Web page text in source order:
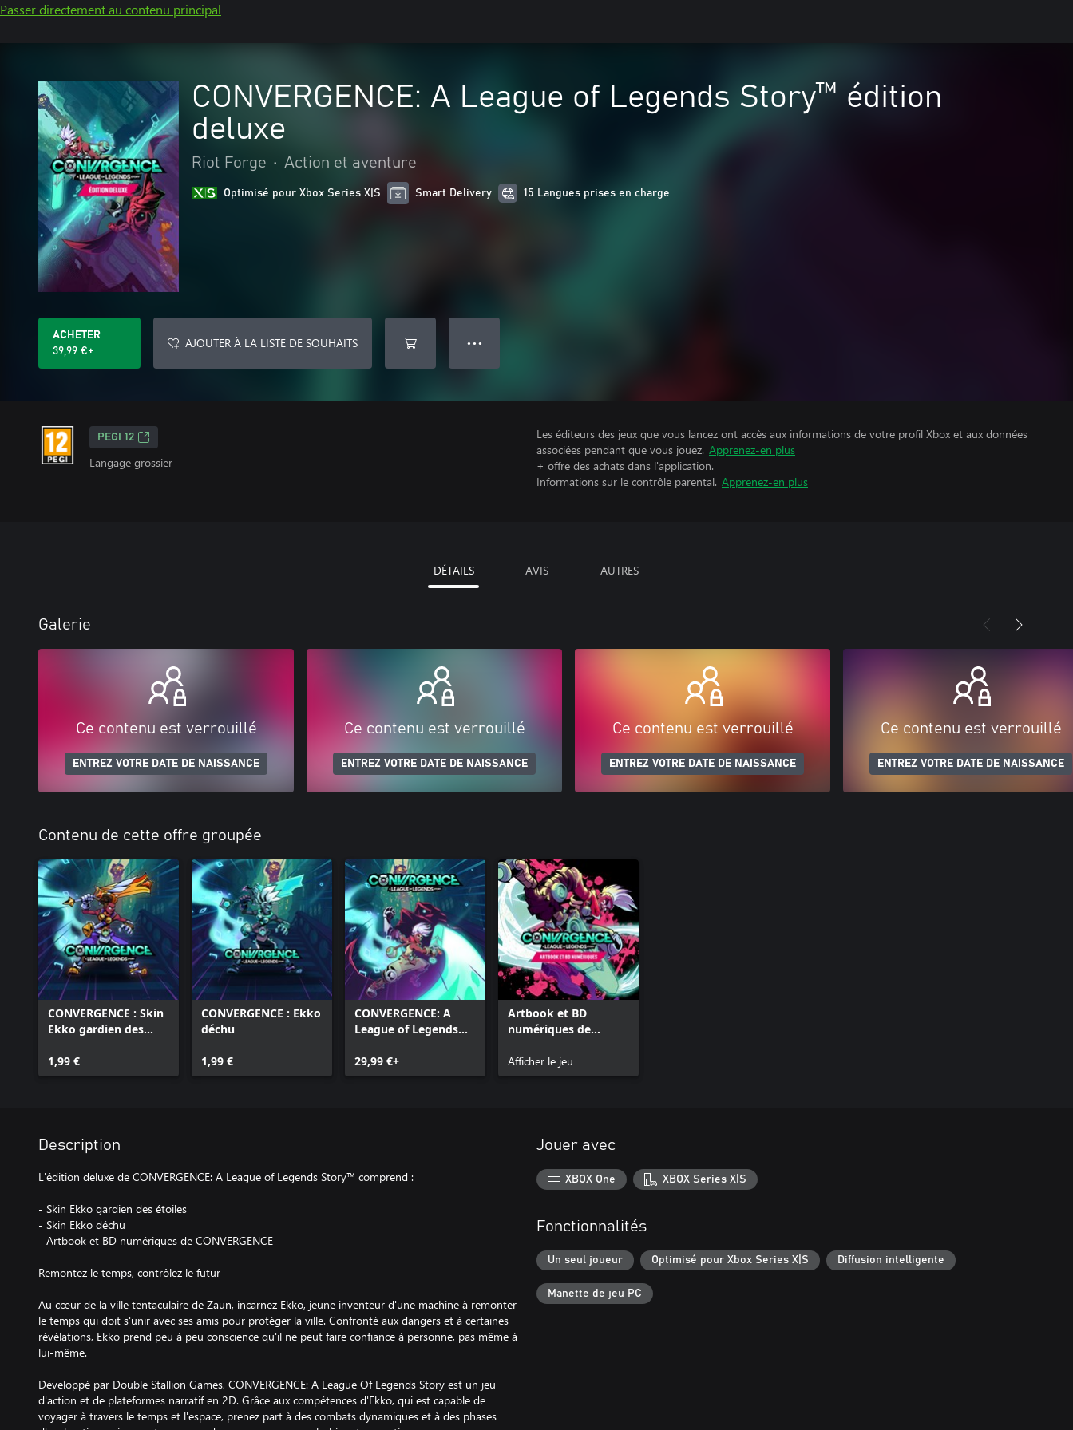
Passer directement au contenu principal
CONVERGENCE: A League of Legends Story™ édition
deluxe
Riot Forge • Action et aventure
Optimisé pour Xbox Series X|S Smart Delivery 15 Langues prises en charge
ACHETER
39,99 €+
AJOUTER À LA LISTE DE SOUHAITS ● ● ●
PEGI 12
Langage grossier
Les éditeurs des jeux que vous lancez ont accès aux informations de votre profil Xbox et aux données
associées pendant que vous jouez. Apprenez-en plus
+ offre des achats dans l'application.
Informations sur le contrôle parental. Apprenez-en plus
DÉTAILS AVIS AUTRES
Galerie
Ce contenu est verrouillé
ENTREZ VOTRE DATE DE NAISSANCE
Ce contenu est verrouillé
ENTREZ VOTRE DATE DE NAISSANCE
Ce contenu est verrouillé
ENTREZ VOTRE DATE DE NAISSANCE
Ce contenu est verrouillé
ENTREZ VOTRE DATE DE NAISSANCE
Contenu de cette offre groupée
CONVERGENCE : Skin
Ekko gardien des
1,99 €
CONVERGENCE : Ekko
déchu
1,99 €
CONVERGENCE: A
League of Legends
29,99 €+
Artbook et BD
numériques de
Afficher le jeu
Description
L'édition deluxe de CONVERGENCE: A League of Legends Story™ comprend :
- Skin Ekko gardien des étoiles
- Skin Ekko déchu
- Artbook et BD numériques de CONVERGENCE
Remontez le temps, contrôlez le futur
Au cœur de la ville tentaculaire de Zaun, incarnez Ekko, jeune inventeur d'une machine à remonter
le temps qui doit s'unir avec ses amis pour protéger la ville. Confronté aux dangers et à certaines
révélations, Ekko prend peu à peu conscience qu'il ne peut faire confiance à personne, pas même à
lui-même.
Développé par Double Stallion Games, CONVERGENCE: A League Of Legends Story est un jeu
d'action et de plateformes narratif en 2D. Grâce aux compétences d'Ekko, qui est capable de
voyager à travers le temps et l'espace, prenez part à des combats dynamiques et à des phases
Jouer avec
XBOX One XBOX Series X|S
Fonctionnalités
Un seul joueur Optimisé pour Xbox Series X|S Diffusion intelligente
Manette de jeu PC